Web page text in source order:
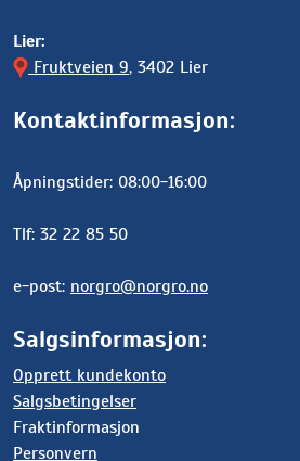
Lier:
Fruktveien 9, 3402 Lier
Kontaktinformasjon:
Åpningstider: 08:00-16:00
Tlf: 32 22 85 50
e-post: norgro@norgro.no
Salgsinformasjon:
Opprett kundekonto
Salgsbetingelser
Fraktinformasjon
Personvern